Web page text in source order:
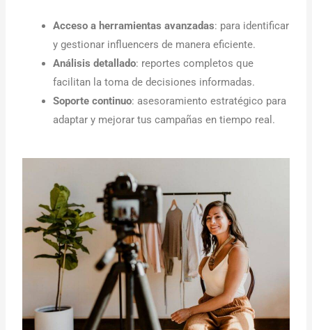
Acceso a herramientas avanzadas: para identificar
y gestionar influencers de manera eficiente.
Análisis detallado: reportes completos que
facilitan la toma de decisiones informadas.
Soporte continuo: asesoramiento estratégico para
adaptar y mejorar tus campañas en tiempo real.